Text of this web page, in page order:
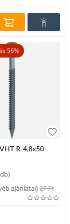
56%
R-4,8x50
ajánlatai)27Ft